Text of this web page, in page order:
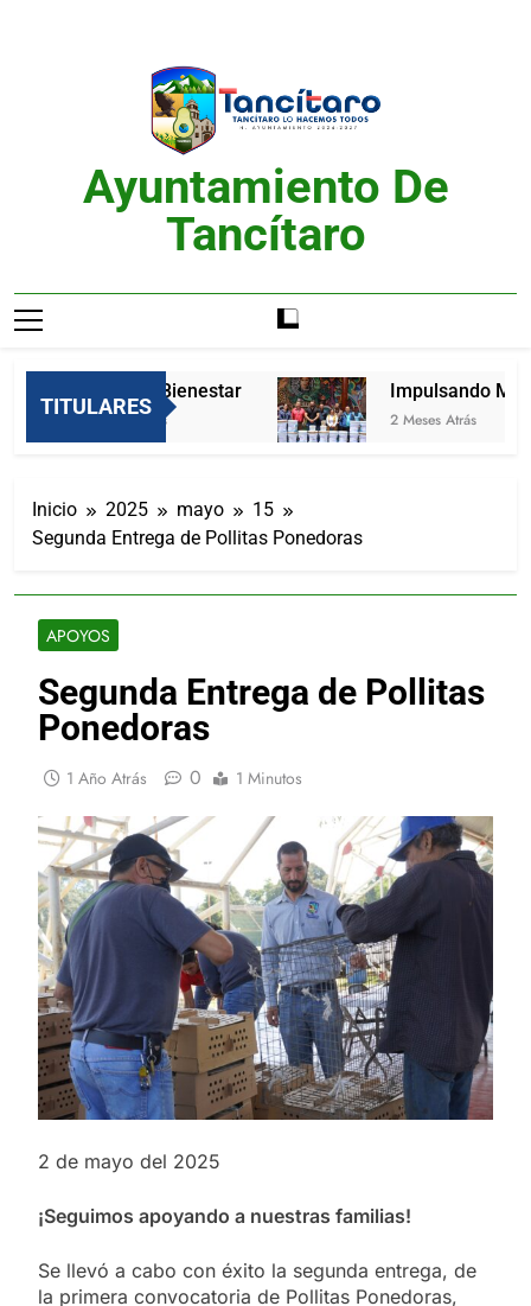
Ayuntamiento De
Tancítaro
TITULARES
Feria del Bienestar
2 Meses Atrás
Impulsando
2 Meses Atrás
Inicio 2025 mayo
15
Segunda Entrega de Pollitas Ponedoras
APOYOS
Segunda Entrega de Pollitas
Ponedoras
1 Año Atrás 0 1 Minutos
2 de mayo del 2025
¡Seguimos apoyando a nuestras familias!
Se llevó a cabo con éxito la segunda entrega, de
la primera convocatoria de Pollitas Ponedoras,